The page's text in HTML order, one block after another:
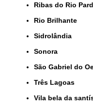
Ribas do Rio
Rio Brilhante
Sidrolândia
Sonora
São Gabriel do
Três Lagoas
Vila bela da